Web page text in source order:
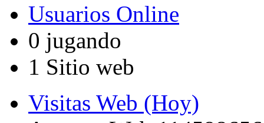
Usuarios Online
0 jugando
1 Sitio web
Visitas Web (Hoy)